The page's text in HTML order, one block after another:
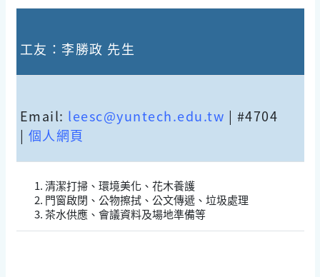
工友：李勝政 先生
Email: leesc@yuntech.edu.tw | #4704
| 個人網頁
清潔打掃、環境美化、花木養護
門窗啟閉、公物擦拭、公文傳遞、垃圾處理
茶水供應、會議資料及場地準備等